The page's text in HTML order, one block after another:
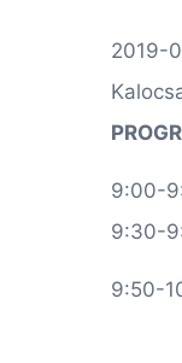
2019-
9:00-
9:30-
9:50-